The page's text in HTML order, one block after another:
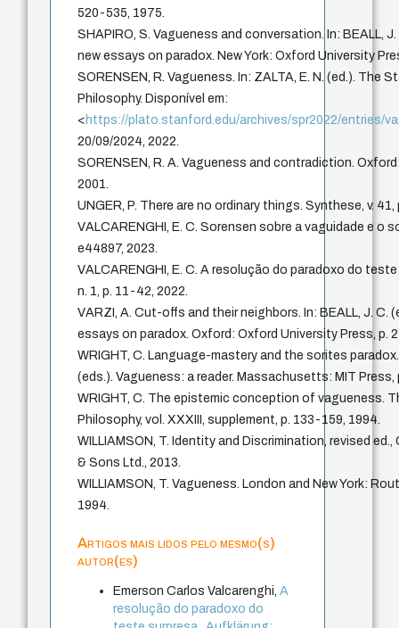
520-535, 1975.
SHAPIRO, S. Vagueness and conversation. In: BEALL,
new essays on paradox. New York: Oxford University
SORENSEN, R. Vagueness. In: ZALTA, E. N. (ed.). The
Philosophy. Disponível em:
< https://plato.stanford.edu/archives/spr2022/entries/
20/09/2024, 2022.
SORENSEN, R. A. Vagueness and contradiction.
2001.
UNGER, P. There are no ordinary things. Synthese, v.
VALCARENGHI, E. C. Sorensen sobre a vaguidade e o
e44897, 2023.
VALCARENGHI, E. C. A resolução do paradoxo do
n. 1, p. 11-42, 2022.
VARZI, A. Cut-offs and their neighbors. In: BEALL, J. C.
essays on paradox. Oxford: Oxford University Press, p.
WRIGHT, C. Language-mastery and the sorites paradox.
(eds.). Vagueness: a reader. Massachusetts: MIT Press,
WRIGHT, C. The epistemic conception of vagueness.
Philosophy, vol. XXXIII, supplement, p. 133-159, 1994.
WILLIAMSON, T. Identity and Discrimination, revised
& Sons Ltd., 2013.
WILLIAMSON, T. Vagueness. London and New York:
1994.
Artigos mais lidos pelo mesmo(s)
autor(es)
Emerson Carlos Valcarenghi,A
resolução do paradoxo do